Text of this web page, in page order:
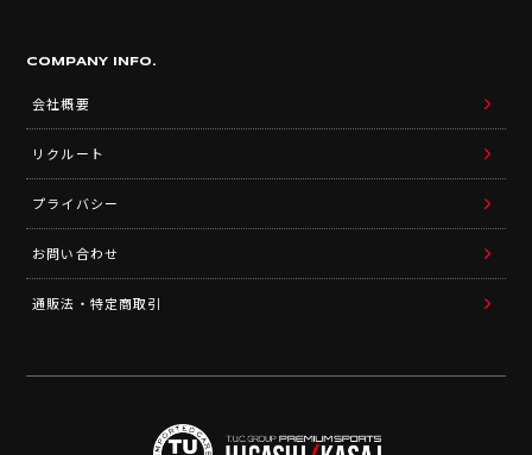
COMPANY INFO.
会社概要
リクルート
プライバシー
お問い合わせ
通販法・特定商取引